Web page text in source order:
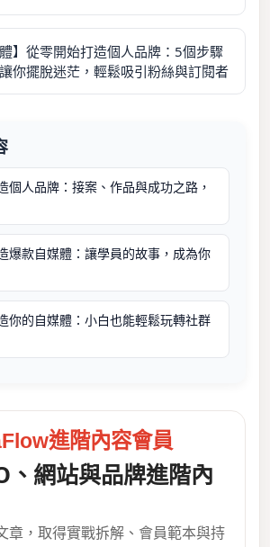
體】從零開始打造個人品牌：5個步驟
你擺脫迷茫，輕鬆吸引粉絲與訂閱者
個人品牌：接案、作品與成功之路，
爆款自媒體：讓學員的故事，成為你
你的自媒體：小白也能輕鬆玩轉社群
進階內容會員
、網站與品牌進階內
章，取得實戰拆解、會員範本與持